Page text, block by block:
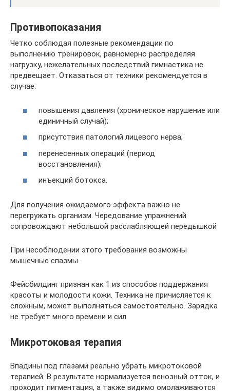
Противопоказания
Четко соблюдая полезные рекомендации по
выполнению тренировок, равномерно распределяя
нагрузку, нежелательных последствий гимнастика не
предвещает. Отказаться от техники рекомендуется в
случае:
повышения давления (хроническое нарушение или
единичный случай);
присутствия патологий лицевого нерва;
перенесенных операций (период
восстановления);
инъекций ботокса.
Для получения ожидаемого эффекта важно не
перегружать организм. Чередование упражнений
сопровождают небольшой расслабляющей передышкой
При несоблюдении этого требования возможны
мышечные спазмы.
Фейсбилдинг признан как 1 из способов поддержания
красоты и молодости кожи. Техника не причисляется к
сложным, может выполняться самостоятельно. Зарядка
не требует много времени и сил.
Микротоковая терапия
Впадины под глазами реально убрать микротоковой
терапией. В результате нормализуется венозный отток, и
проходит пигментация, а также видимо омолаживаются